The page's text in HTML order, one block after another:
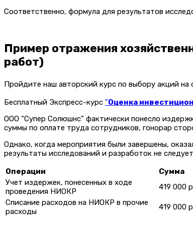
Соответственно, формула для результатов
Пример отражения
работ)
Пройдите наш авторский курс по выбору акций
Бесплатный Экспресс-курс "Оценка
ООО “Супер Солюшнс” фактически понесло
суммы по оплате труда сотрудников, гонорар
Однако, когда мероприятия были завершены,
результаты исследований и разработок не
Операции
Сумма
Учет издержек, понесенных в ходе
проведения НИОКР
419 000
Списание расходов на НИОКР в прочие
расходы
419 000